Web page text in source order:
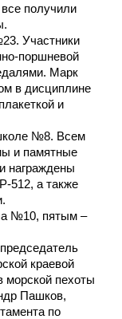
получили
Участники
поршневой
Марк
в дисциплине
и
№8. Всем
и памятные
награждены
512, а также
№10, пятым –
краевой
морской пехоты
Пашков,
по